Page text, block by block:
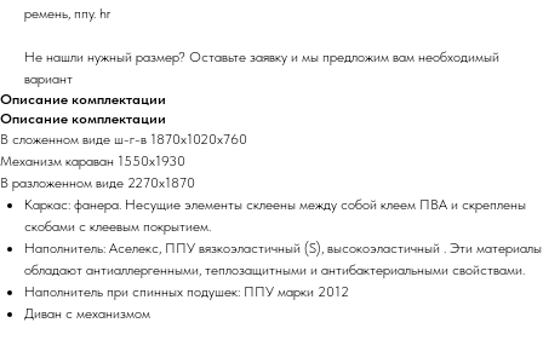
ремень, ппу. hr
Не нашли нужный размер? Оставьте заявку и мы предложим вам необходимый
вариант
Описание комплектации
Описание комплектации
В сложенном виде ш-г-в 1870х1020х760
Механизм караван 1550х1930
В разложенном виде 2270х1870
Каркас: фанера. Несущие элементы склеены между собой клеем ПВА и скреплены
скобами с клеевым покрытием.
Наполнитель: Аселекс, ППУ вязкоэластичный (S), высокоэластичный . Эти материалы
обладают антиаллергенными, теплозащитными и антибактериальными свойствами.
Наполнитель при спинных подушек: ППУ марки 2012
Диван с механизмом